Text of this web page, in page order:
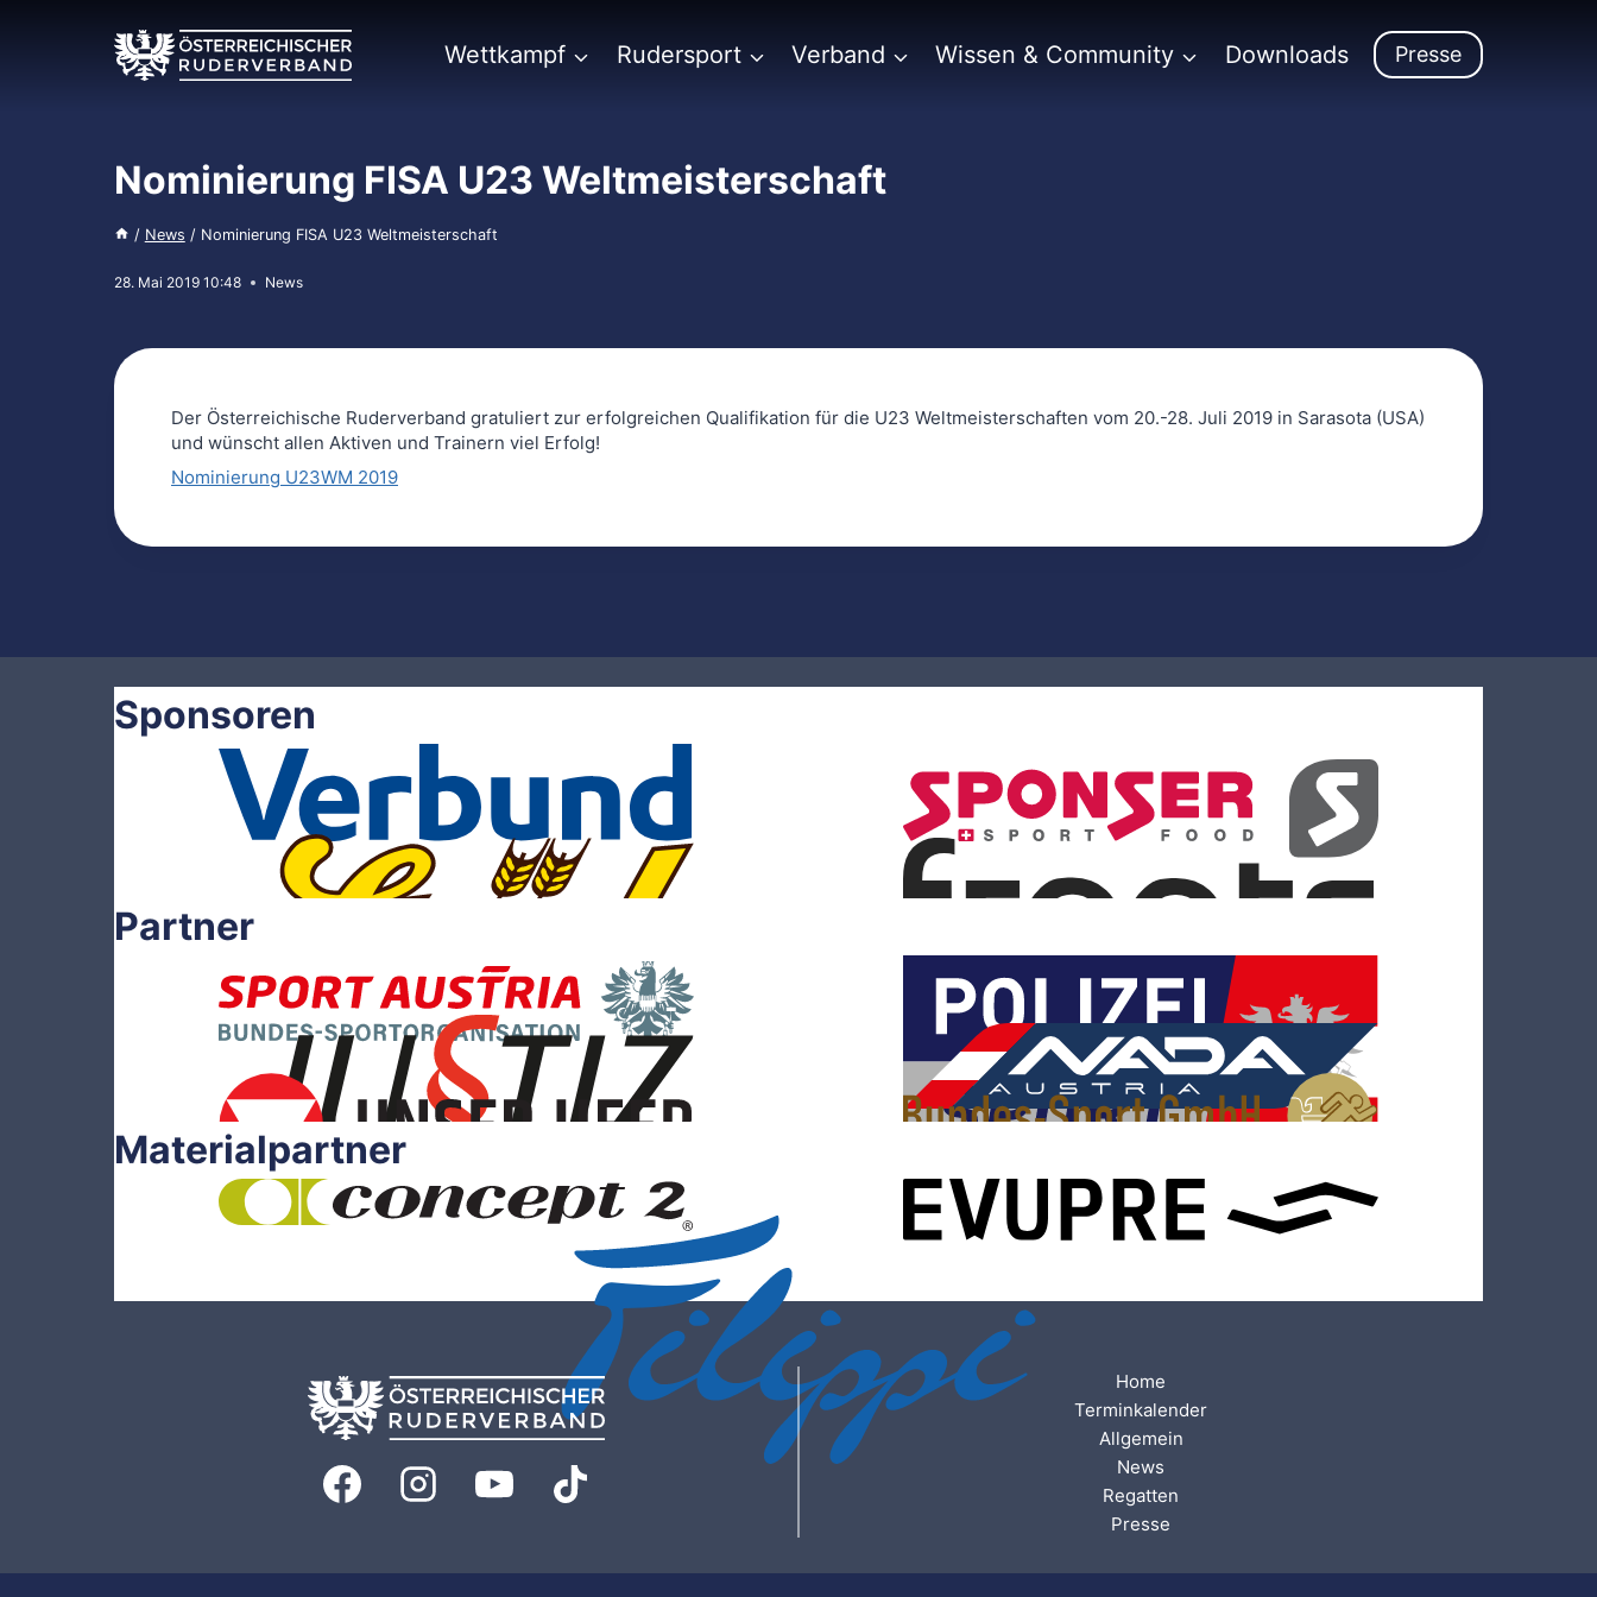
Wettkampf Rudersport Verband Wissen & Community Downloads Presse
Nominierung FISA U23 Weltmeisterschaft
/ News / Nominierung FISA U23 Weltmeisterschaft
28. Mai 2019 10:48 News
Der Österreichische Ruderverband gratuliert zur erfolgreichen Qualifikation für die U23 Weltmeisterschaften vom 20.-28. Juli 2019 in Sarasota (USA)
und wünscht allen Aktiven und Trainern viel Erfolg!
Nominierung U23WM 2019
Sponsoren
Partner
Materialpartner
Home
Terminkalender
Allgemein
News
Regatten
Presse